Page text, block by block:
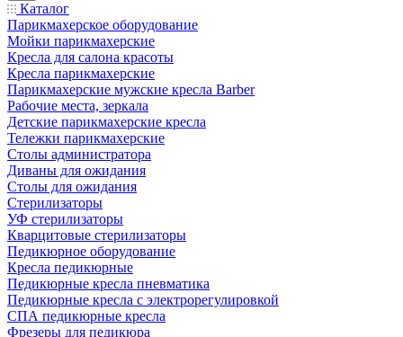
Каталог
Парикмахерское оборудование
Мойки парикмахерские
Кресла для салона красоты
Кресла парикмахерские
Парикмахерские мужские кресла Barber
Рабочие места, зеркала
Детские парикмахерские кресла
Тележки парикмахерские
Столы администратора
Диваны для ожидания
Столы для ожидания
Стерилизаторы
УФ стерилизаторы
Кварцитовые стерилизаторы
Педикюрное оборудование
Кресла педикюрные
Педикюрные кресла пневматика
Педикюрные кресла с электрорегулировкой
СПА педикюрные кресла
Фрезеры для педикюра